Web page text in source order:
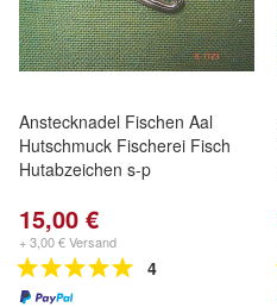
Anstecknadel Fischen Aal
Hutschmuck Fischerei Fisch
Hutabzeichen s-p
15,00 €
+ 3,00 € Versand
4